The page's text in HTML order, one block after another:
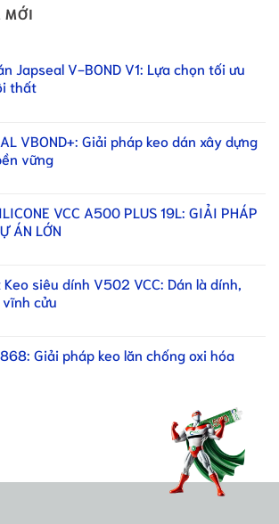
MỚI
Japseal V-BOND V1: Lựa chọn tối ưu
thất
VBOND+: Giải pháp keo dán xây dựng
vững
VCC A500 PLUS 19L: GIẢI PHÁP
ÁN LỚN
siêu dính V502 VCC: Dán là dính,
cửu
Giải pháp keo lăn chống oxi hóa